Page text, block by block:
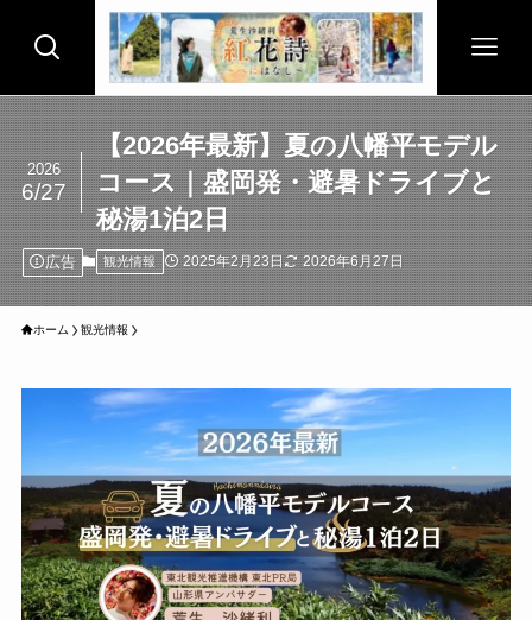
【2026年最新】夏の八幡平モデル
コース｜盛岡発・避暑ドライブと
秘湯1泊2日
2026
6/27
広告 観光情報 2025年2月23日 2026年6月27日
ホーム 観光情報